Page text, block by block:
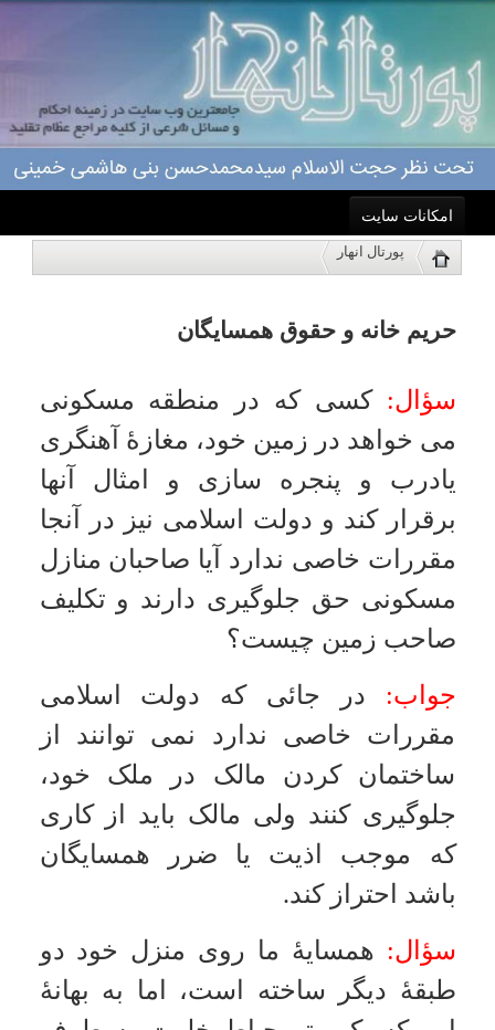
امکانات سایت
خانه
درباره ما
ویژه نامه ها
پاسخگویی
امکانات
سایر
کاربر میهمان
پورتال انهار
یادرب و پنجره سازی و امثال آنها
برقرار کند و دولت اسلامی نیز در آنجا
مسکونی حق جلوگیری دارند و تکلیف
در جائی که دولت اسلامی
مقررات خاصی ندارد نمی توانند از
ساختمان کردن مالک در ملک خود،
جلوگیری کنند ولی مالک باید از کاری
که موجب اذیت یا ضرر همسایگان
باشد احتراز کند.
سؤال:
همسایۀ ما روی منزل خود دو
این که یک متر حیاط خلوت به طرف
حیاط ما دارد، در هر دو طبقه پنجره
گرفتند و شیشه های پنجره را ساده
انداختند که کاملاً بر حیاط ما اشراف
دارند و آرامش را از ما سلب کرده اند،
آیا این همسایۀ ما چنین حقی را دارد یا
نه؟
جواب:
اشکال ندارد ولی چنانچه ساده بودن
شیشه ها موجب مزاحمت همسایه
است باید طوری عمل کند که مزاحمت
مرتفع شود.